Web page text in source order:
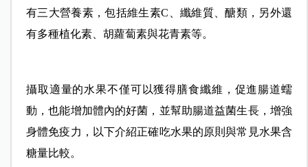
有三大營養素，包括維生素C、纖維質、醣類，另外還
有多種植化素、胡蘿蔔素與花青素等。
攝取適量的水果不僅可以獲得膳食纖維，促進腸道蠕
動，也能增加體內的好菌，並幫助腸道益菌生長，增強
身體免疫力，以下介紹正確吃水果的原則與常見水果含
糖量比較。